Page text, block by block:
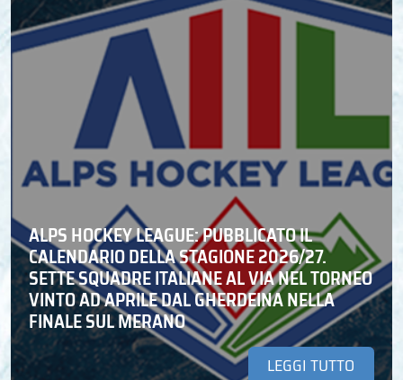
ALPS HOCKEY LEAGUE: PUBBLICATO IL
CALENDARIO DELLA STAGIONE 2026/27.
SETTE SQUADRE ITALIANE AL VIA NEL TORNEO
VINTO AD APRILE DAL GHERDEINA NELLA
FINALE SUL MERANO
LEGGI TUTTO